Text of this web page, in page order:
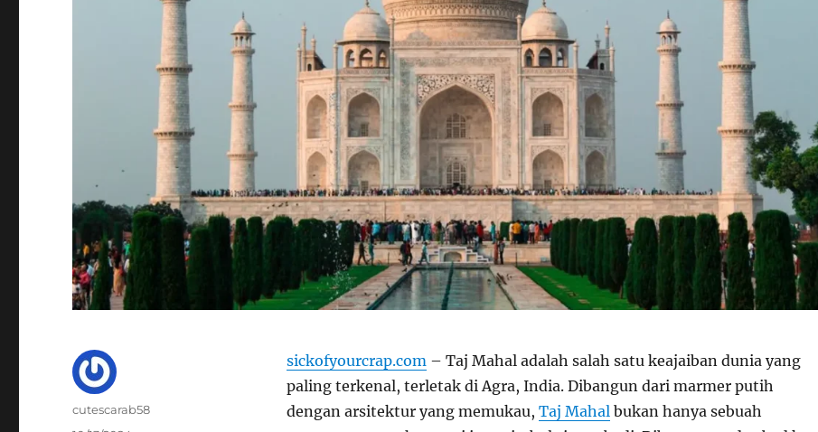
sickofyourcrap.com – Taj Mahal adalah salah satu keajaiban dunia yang
paling terkenal, terletak di Agra, India. Dibangun dari marmer putih
dengan arsitektur yang memukau, Taj Mahal bukan hanya sebuah
Author
cutescarab58